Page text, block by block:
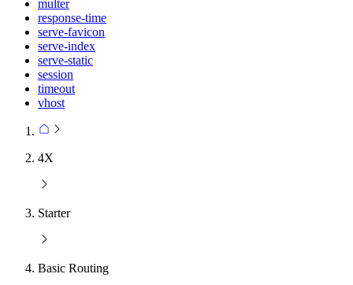
multer
response-time
serve-favicon
serve-index
serve-static
session
timeout
vhost
4X
Starter
Basic Routing